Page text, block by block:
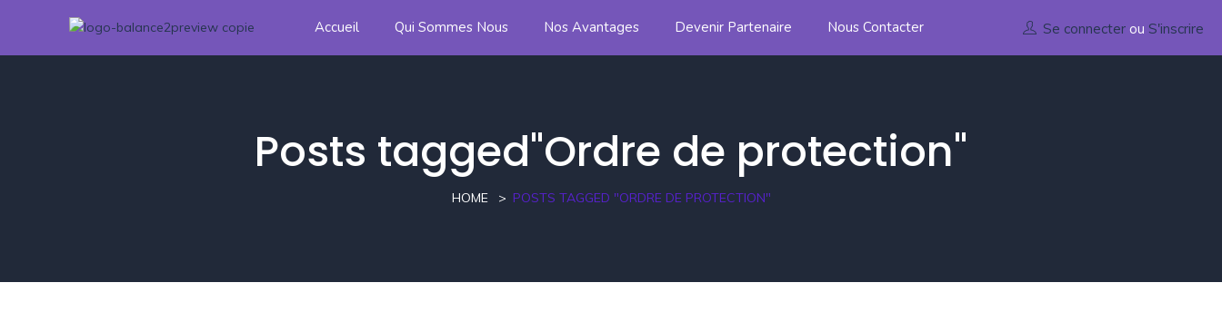
Accueil Qui Sommes Nous Nos Avantages Devenir Partenaire Nous Contacter Se connecter ou S'inscrire
Posts tagged"Ordre de protection"
HOME POSTS TAGGED "ORDRE DE PROTECTION"